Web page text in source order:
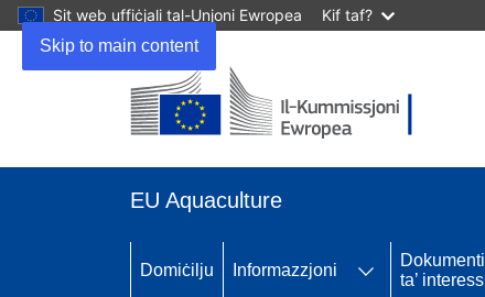
Skip to main content
Sit web uffiċjali tal-Unjoni Ewropea Kif taf?
EU Aquaculture
Domiċilju Informazzjoni
Dokumenti
ta’ interess